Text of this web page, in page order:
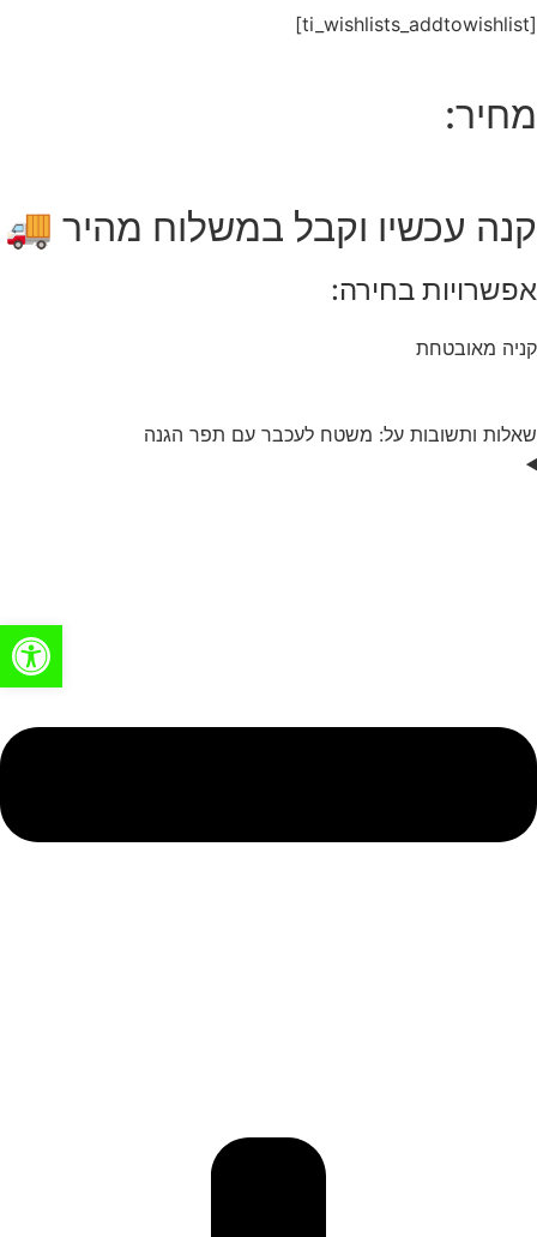
[ti_wishlists_addtowishlist]
מחיר:
קנה עכשיו וקבל במשלוח מהיר 🚚
אפשרויות בחירה:
קניה מאובטחת
שאלות ותשובות על: משטח לעכבר עם תפר הגנה
פתח